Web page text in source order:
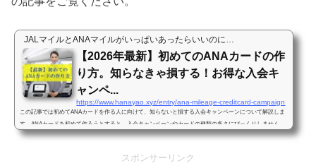
JALマイルとANAマイルがいっぱいあったらいいのに…
【2026年最新】初めてのANAカードの作
り方。知らなきゃ損する！お得な入会キ
ャンペ...
https://www.hanayao.xyz/entry/ana-mileage-creditcard-campaign
この記事では初めてANAカードを作る人に向けて、知らないと損する入会キャンペーンについて解説しま
す。ANAカードを初めて作ろうとすると、入会キャンペーンやカードの種類の多さにびっくりしません
か？そこでこの記事では、初心者向けにANAカードの複雑な入会キャンペーンの手順を分かりやすく解説
なります。ANAカードはANAマイルを貯めるためには必須のクレジットカードです。全日空がクレジット
スポンサーリンク